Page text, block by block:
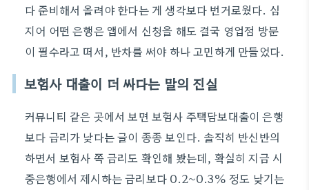
다 준비해서 올려야 한다는 게 생각보다 번거로웠다. 심
지어 어떤 은행은 앱에서 신청을 해도 결국 영업점 방문
이 필수라고 떠서, 반차를 써야 하나 고민하게 만들었다.
보험사 대출이 더 싸다는 말의 진실
커뮤니티 같은 곳에서 보면 보험사 주택담보대출이 은행
보다 금리가 낮다는 글이 종종 보인다. 솔직히 반신반의
하면서 보험사 쪽 금리도 확인해 봤는데, 확실히 지금 시
중은행에서 제시하는 금리보다 0.2~0.3% 정도 낮기는